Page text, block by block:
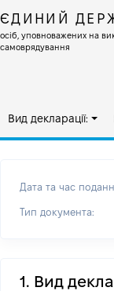
ЄДИНИЙ
осіб, уповноважених на
самоврядування
Вид декларації:
Дата та час
Тип документа:
1. Вид